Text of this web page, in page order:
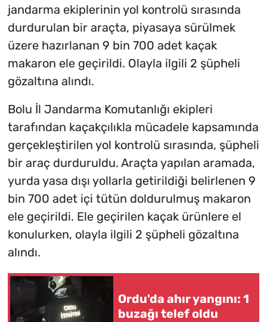
jandarma ekiplerinin yol kontrolü sırasında
durdurulan bir araçta, piyasaya sürülmek
üzere hazırlanan 9 bin 700 adet kaçak
makaron ele geçirildi. Olayla ilgili 2 şüpheli
gözaltına alındı.
Bolu İl Jandarma Komutanlığı ekipleri
tarafından kaçakçılıkla mücadele kapsamında
gerçekleştirilen yol kontrolü sırasında, şüpheli
bir araç durduruldu. Araçta yapılan aramada,
yurda yasa dışı yollarla getirildiği belirlenen 9
bin 700 adet içi tütün doldurulmuş makaron
ele geçirildi. Ele geçirilen kaçak ürünlere el
konulurken, olayla ilgili 2 şüpheli gözaltına
alındı.
Ordu'da ahır yangını: 1
buzağı telef oldu